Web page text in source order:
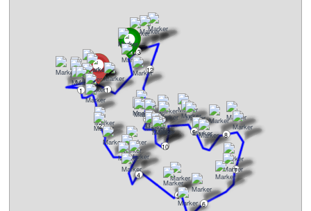
8
4
12
2
6
10
1
3
5
7
9
11
13
1